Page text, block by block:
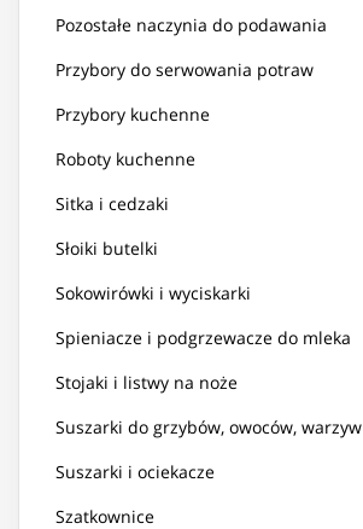
Pozostałe naczynia do podawania
Przybory do serwowania potraw
Przybory kuchenne
Roboty kuchenne
Sitka i cedzaki
Słoiki butelki
Sokowirówki i wyciskarki
Spieniacze i podgrzewacze do mleka
Stojaki i listwy na noże
Suszarki do grzybów, owoców, warzyw
Suszarki i ociekacze
Szatkownice